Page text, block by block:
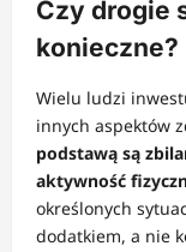
Czy drogie
konieczne?
Wielu ludzi
innych aspektów
podstawą są
aktywność
określonych
dodatkiem, a nie